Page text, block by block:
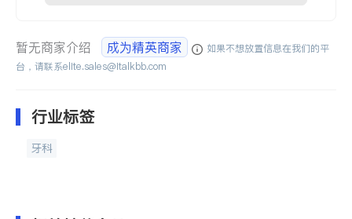
暂无商家介绍 成为精英商家
如果不想放置信息在我们的平
台，请联系elite.sales@italkbb.com
行业标签
牙科